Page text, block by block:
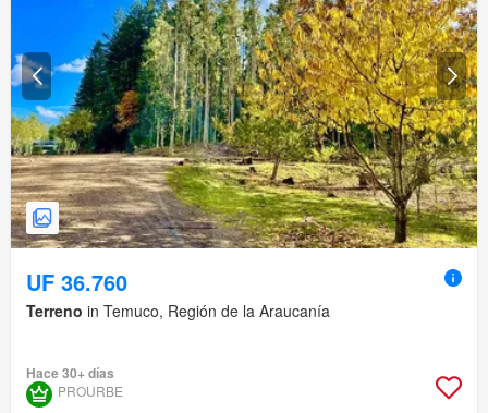
UF 36.760
Terreno in Temuco, Región de la Araucanía
Hace 30+ días
PROURBE